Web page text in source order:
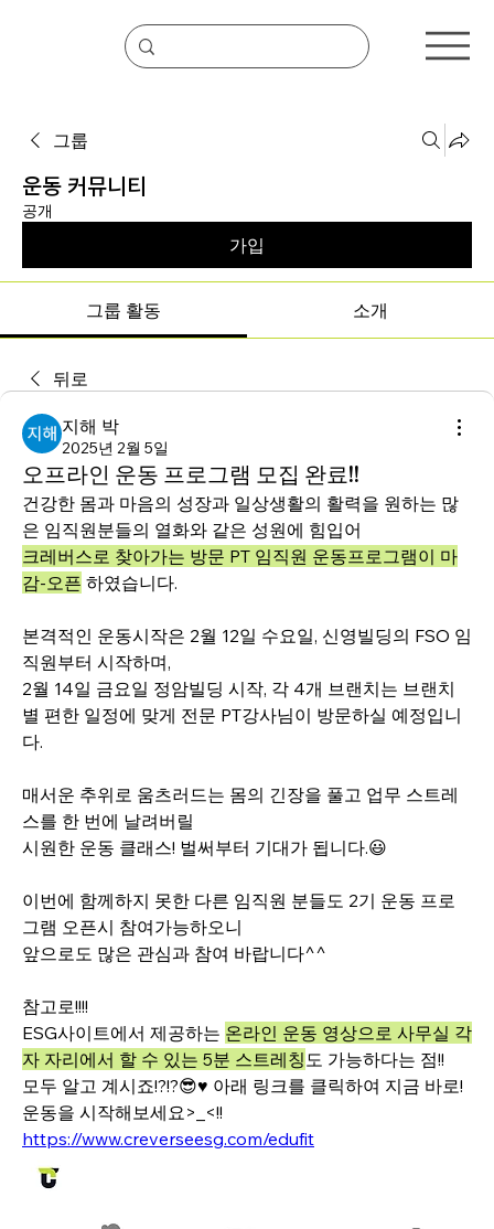
그룹
운동 커뮤니티
공개
가입
그룹 활동 소개
뒤로
지해 박
2025년 2월 5일
오프라인 운동 프로그램 모집 완료!!
건강한 몸과 마음의 성장과 일상생활의 활력을 원하는 많
은 임직원분들의 열화와 같은 성원에 힘입어
크레버스로 찾아가는 방문 PT 임직원 운동프로그램이 마
감-오픈 하였습니다.
본격적인 운동시작은 2월 12일 수요일, 신영빌딩의 FSO 임
직원부터 시작하며,
2월 14일 금요일 정암빌딩 시작, 각 4개 브랜치는 브랜치
별 편한 일정에 맞게 전문 PT강사님이 방문하실 예정입니
다.
매서운 추위로 움츠러드는 몸의 긴장을 풀고 업무 스트레
스를 한 번에 날려버릴
시원한 운동 클래스! 벌써부터 기대가 됩니다.😃
이번에 함께하지 못한 다른 임직원 분들도 2기 운동 프로
그램 오픈시 참여가능하오니
앞으로도 많은 관심과 참여 바랍니다^^
참고로!!!!
ESG사이트에서 제공하는 온라인 운동 영상으로 사무실 각
자 자리에서 할 수 있는 5분 스트레칭도 가능하다는 점!!
모두 알고 계시죠!?!?😎♥️ 아래 링크를 클릭하여 지금 바로!
운동을 시작해보세요>_<!!
https://www.creverseesg.com/edufit